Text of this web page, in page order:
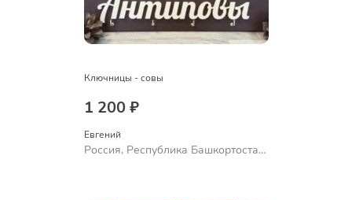
Ключницы - совы
1 200 ₽
Евгений
Россия, Республика Башкортостан,